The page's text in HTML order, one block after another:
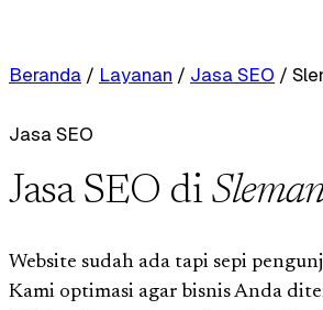
Beranda / Layanan / Jasa SEO /
Jasa SEO
Jasa SEO di
Website sudah ada tapi sepi
Kami optimasi agar bisnis Anda